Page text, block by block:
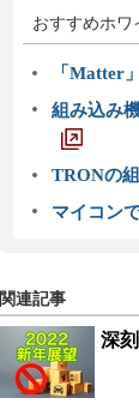
おすすめホワ
「Matter
組み込み
TRONの
マイコン
関連記事
深